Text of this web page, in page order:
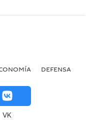
DEFENSA
VK